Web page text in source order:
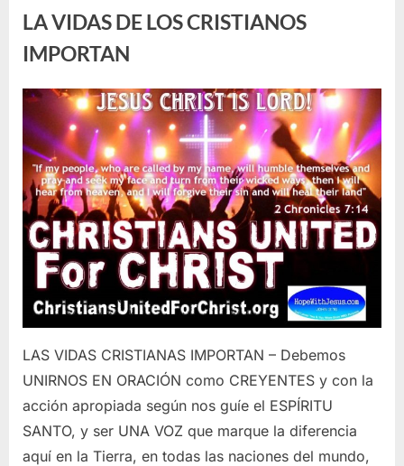
LA VIDAS DE LOS CRISTIANOS
IMPORTAN
on
11,
2020
kmcp
LAS VIDAS CRISTIANAS IMPORTAN – Debemos
UNIRNOS EN ORACIÓN como CREYENTES y con la
acción apropiada según nos guíe el ESPÍRITU
SANTO, y ser UNA VOZ que marque la diferencia
aquí en la Tierra, en todas las naciones del mundo,